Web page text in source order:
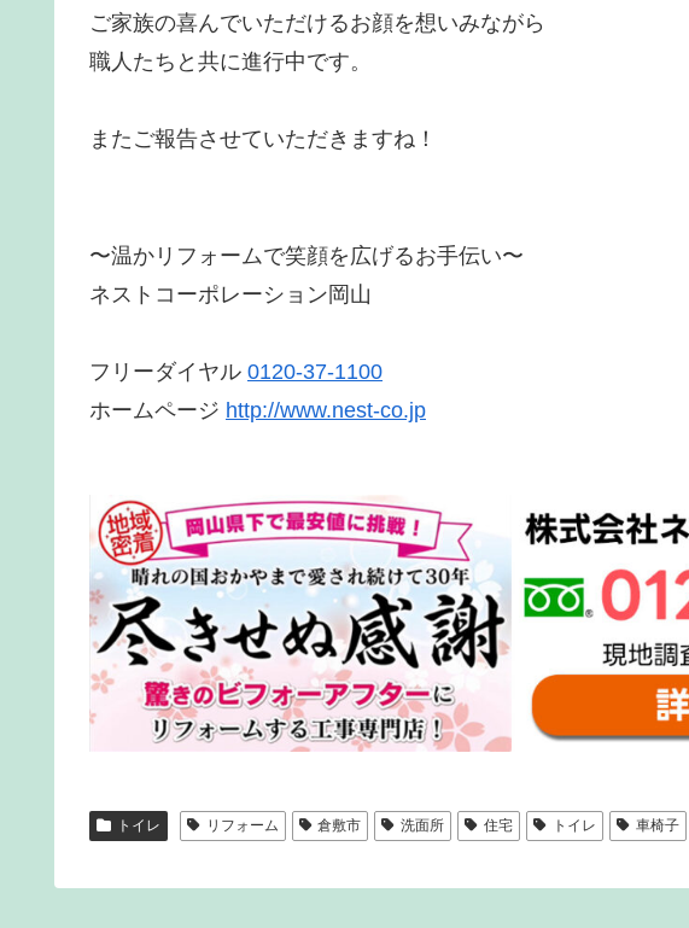
ご家族の喜んでいただけるお顔を想いみながら
職人たちと共に進行中です。
またご報告させていただきますね！
〜温かリフォームで笑顔を広げるお手伝い〜
ネストコーポレーション岡山
フリーダイヤル 0120-37-1100
ホームページ http://www.nest-co.jp
トイレ リフォーム 倉敷市 洗面所 住宅 トイレ 車椅子